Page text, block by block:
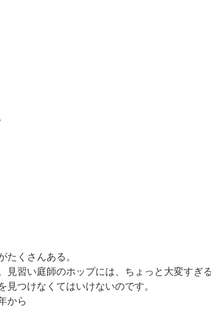
くさんある。
習い庭師のホップには、ちょっと大変すぎ
つけなくてはいけないのです。
から